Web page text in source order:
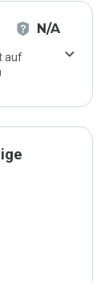
N/A
auf